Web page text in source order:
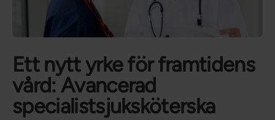
Ett nytt yrke för framtidens
vård: Avancerad
specialistsjuksköterska